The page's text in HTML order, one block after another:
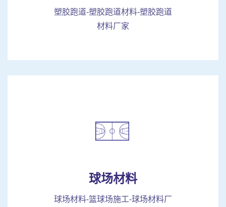
塑胶跑道-塑胶跑道材料-塑胶跑道
材料厂家
球场材料
球场材料-篮球场施工-球场材料厂